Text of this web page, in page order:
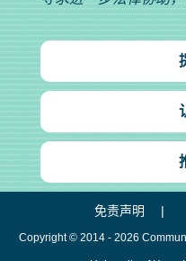
免责声明
Copyright © 2014 - 2026